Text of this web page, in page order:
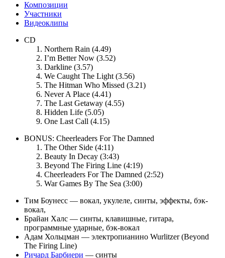
Композиции
Участники
Видеоклипы
CD
Northern Rain (4.49)
I’m Better Now (3.52)
Darkline (3.57)
We Caught The Light (3.56)
The Hitman Who Missed (3.21)
Never A Place (4.41)
The Last Getaway (4.55)
Hidden Life (5.05)
One Last Call (4.15)
BONUS: Cheerleaders For The Damned
The Other Side (4:11)
Beauty In Decay (3:43)
Beyond The Firing Line (4:19)
Cheerleaders For The Damned (2:52)
War Games By The Sea (3:00)
Тим Боунесс — вокал, укулеле, синты, эффекты, бэк-
вокал,
Брайан Халс — синты, клавишные, гитара,
программные ударные, бэк-вокал
Адам Хольцман — электропианино Wurlitzer (Beyond
The Firing Line)
Ричард Барбиери — синты